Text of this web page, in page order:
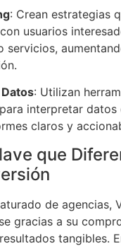
: Crean estrategias
usuarios
servicios,
: Utilizan
interpretar
claros y
que
de agencias,
gracias a su
tangibles.